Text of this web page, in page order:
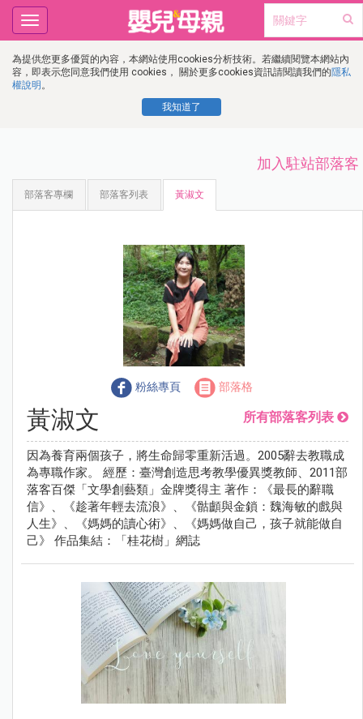
為提供您更多優質的內容，本網站使用cookies分析技術。若繼續閱覽本網站內
容，即表示您同意我們使用 cookies， 關於更多cookies資訊請閱讀我們的隱私
權說明 。
我知道了
Toggle
navigation
加入駐站部落客
部落客專欄 部落客列表 黃淑文
粉絲專頁 部落格
黃淑文 所有部落客列表
因為養育兩個孩子，將生命歸零重新活過。2005辭去教職成
為專職作家。 經歷：臺灣創造思考教學優異獎教師、2011部
落客百傑「文學創藝類」金牌獎得主 著作：《最長的辭職
信》、《趁著年輕去流浪》、《骷顱與金鎖：魏海敏的戲與
人生》、《媽媽的讀心術》、《媽媽做自己，孩子就能做自
己》 作品集結：「桂花樹」網誌